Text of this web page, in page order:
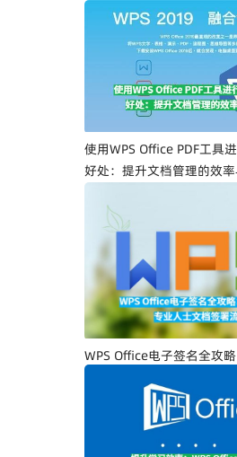
WPS Office PDF电子签名
一步教你创建专属电子签名
使用WPS Office PDF工具
好处：提升文档管理的效
WPS Office电子签名全攻